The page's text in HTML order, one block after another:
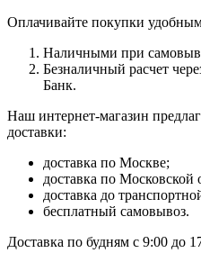
Оплачивайте покупки
Наличными при
Безналичный расчет
Банк.
Наш интернет-магазин
доставки:
доставка по Москве;
доставка по Московской
доставка до
бесплатный самовывоз.
Доставка по будням с 9:00 до